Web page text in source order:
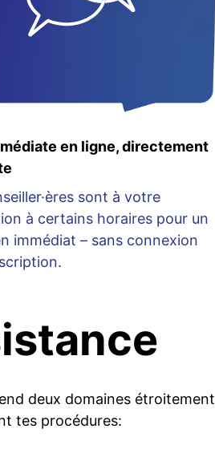
en ligne, directement
sont à votre
à certains horaires pour un
immédiat – sans connexion
deux domaines étroitement
tes procédures: